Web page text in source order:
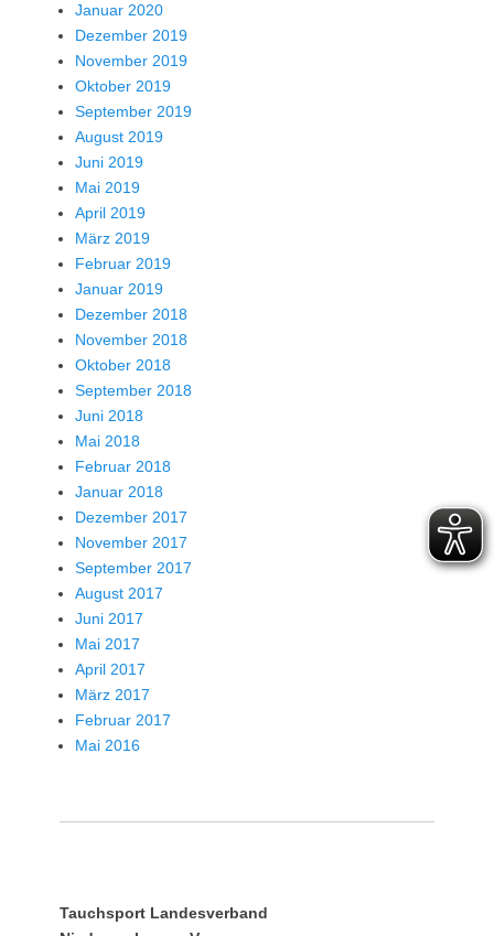
Januar 2020
Dezember 2019
November 2019
Oktober 2019
September 2019
August 2019
Juni 2019
Mai 2019
April 2019
März 2019
Februar 2019
Januar 2019
Dezember 2018
November 2018
Oktober 2018
September 2018
Juni 2018
Mai 2018
Februar 2018
Januar 2018
Dezember 2017
November 2017
September 2017
August 2017
Juni 2017
Mai 2017
April 2017
März 2017
Februar 2017
Mai 2016
Tauchsport Landesverband